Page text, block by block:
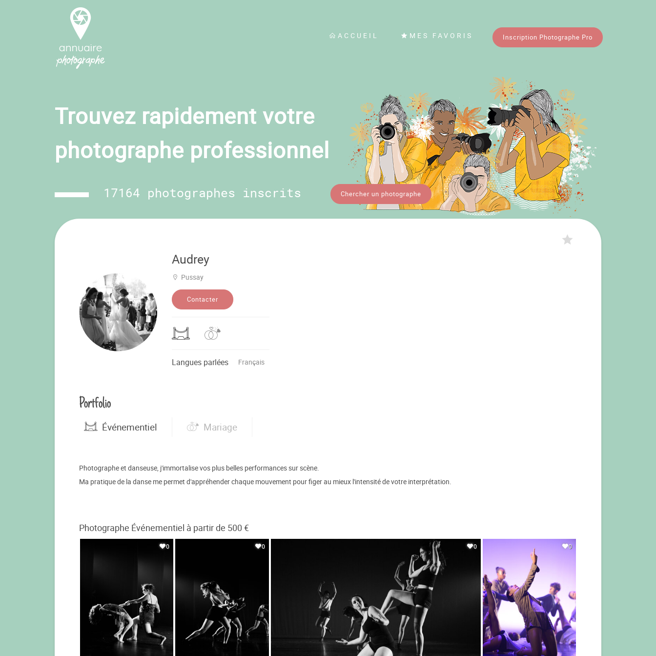
ACCUEIL MES FAVORIS Inscription Photographe Pro
Trouvez rapidement votre
photographe professionnel
17164 photographes inscrits Chercher un photographe
Audrey
Pussay
Contacter
Langues parlées Français
Portfolio
Événementiel Mariage
Photographe et danseuse, j'immortalise vos plus belles performances sur scène.
Ma pratique de la danse me permet d'appréhender chaque mouvement pour figer au mieux l'intensité de votre interprétation.
Photographe Événementiel à partir de 500 €
0 0 0 0